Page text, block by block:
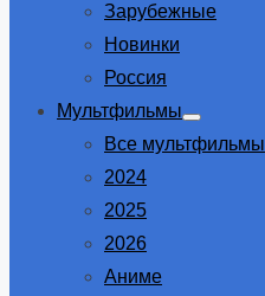
Зарубежные
Новинки
Россия
Мультфильмы
Show
sub
Все мультфильмы
2024
2025
2026
Аниме